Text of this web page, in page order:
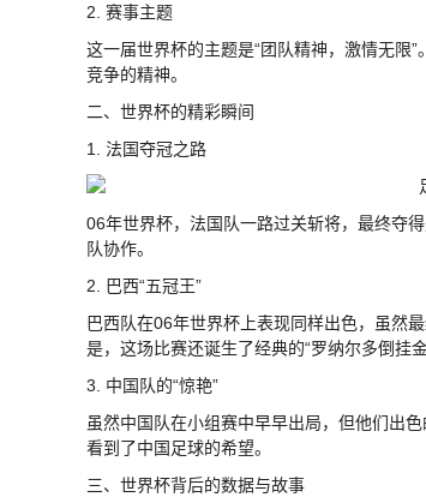
2. 赛事主题
这一届世界杯的主题是“团队精神，激情无限
竞争的精神。
二、世界杯的精彩瞬间
1. 法国夺冠之路
06年世界杯，法国队一路过关斩将，最终夺
队协作。
2. 巴西“五冠王”
巴西队在06年世界杯上表现同样出色，虽然
是，这场比赛还诞生了经典的“罗纳尔多倒挂金
3. 中国队的“惊艳”
虽然中国队在小组赛中早早出局，但他们出
看到了中国足球的希望。
三、世界杯背后的数据与故事